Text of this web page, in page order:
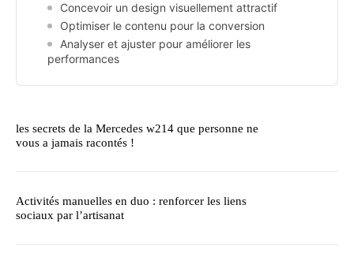
Concevoir un design visuellement attractif
Optimiser le contenu pour la conversion
Analyser et ajuster pour améliorer les
performances
les secrets de la Mercedes w214 que personne ne
vous a jamais racontés !
Activités manuelles en duo : renforcer les liens
sociaux par l’artisanat